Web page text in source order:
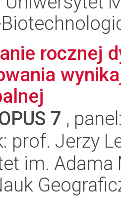
rocznej
7 ,
prof. Jerzy
im.